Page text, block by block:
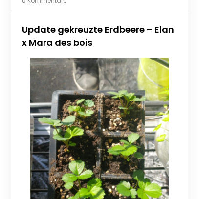
Update gekreuzte Erdbeere – Elan
x Mara des bois